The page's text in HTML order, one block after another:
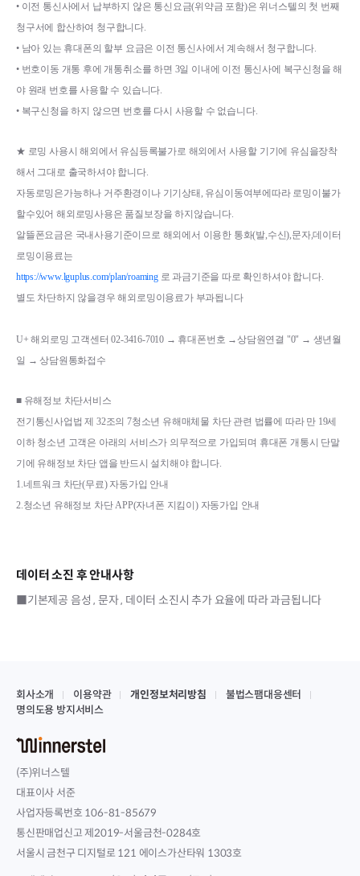
• 이전 통신사에서 납부하지 않은 통신요금(위약금 포함)은 위너스텔의 첫 번째
청구서에 합산하여 청구합니다.
• 남아 있는 휴대폰의 할부 요금은 이전 통신사에서 계속해서 청구합니다.
• 번호이동 개통 후에 개통취소를 하면 3일 이내에 이전 통신사에 복구신청을 해
야 원래 번호를 사용할 수 있습니다.
• 복구신청을 하지 않으면 번호를 다시 사용할 수 없습니다.
★ 로밍 사용시 해외에서 유심등록불가로 해외에서 사용할 기기에 유심을장착
해서 그대로 출국하셔야 합니다.
자동로밍은가능하나 거주환경이나 기기상태, 유심이동여부에따라 로밍이불가
할수있어 해외로밍사용은 품질보장을 하지않습니다.
알뜰폰요금은 국내사용기준이므로 해외에서 이용한 통화(발,수신),문자,데이터
로밍이용료는
https://www.lguplus.com/plan/roaming 로 과금기준을 따로 확인하셔야 합니다.
별도 차단하지 않을경우 해외로밍이용료가 부과됩니다
U+ 해외로밍 고객센터 02-3416-7010 → 휴대폰번호 →상담원연결 "0" → 생년월
일 → 상담원통화접수
■ 유해정보 차단서비스
전기통신사업법 제 32조의 7청소년 유해매체물 차단 관련 법률에 따라 만 19세
이하 청소년 고객은 아래의 서비스가 의무적으로 가입되며 휴대폰 개통시 단말
기에 유해정보 차단 앱을 반드시 설치해야 합니다.
1.네트워크 차단(무료) 자동가입 안내
2.청소년 유해정보 차단 APP(자녀폰 지킴이) 자동가입 안내
데이터 소진 후 안내사항
■기본제공 음성 , 문자 , 데이터 소진시 추가 요율에 따라 과금됩니다
회사소개 이용약관 개인정보처리방침
불법스팸대응센터
명의도용 방지서비스
(주)위너스텔
대표이사 서준
사업자등록번호 106-81-85679
통신판매업신고 제2019-서울금천-0284호
서울시 금천구 디지털로 121 에이스가산타워 1303호